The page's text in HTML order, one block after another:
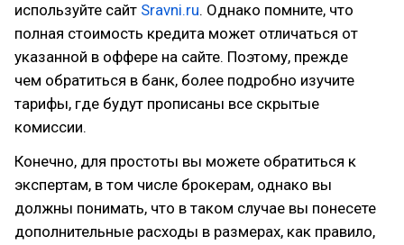
используйте сайт Sravni.ru. Однако помните, что
полная стоимость кредита может отличаться от
указанной в оффере на сайте. Поэтому, прежде
чем обратиться в банк, более подробно изучите
тарифы, где будут прописаны все скрытые
комиссии.
Конечно, для простоты вы можете обратиться к
экспертам, в том числе брокерам, однако вы
должны понимать, что в таком случае вы понесете
дополнительные расходы в размерах, как правило,